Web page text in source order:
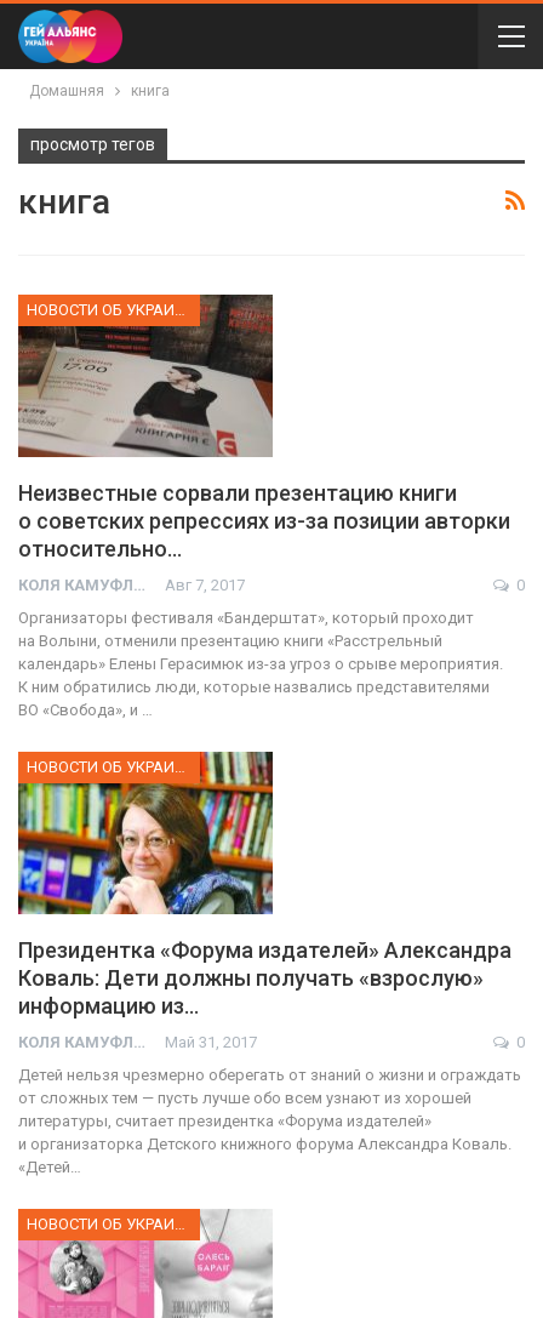
Домашняя книга
просмотр тегов
книга
Неизвестные сорвали презентацию книги
о советских репрессиях из-за позиции авторки
относительно…
КОЛЯ КАМУФЛЯЖ Авг 7, 2017
0
Организаторы фестиваля «Бандерштат», который проходит
на Волыни, отменили презентацию книги «Расстрельный
календарь» Елены Герасимюк из-за угроз о срыве мероприятия.
К ним обратились люди, которые назвались представителями
ВО «Свобода», и …
НОВОСТИ ОБ УКРАИНЕ
Президентка «Форума издателей» Александра
Коваль: Дети должны получать «взрослую»
информацию из…
КОЛЯ КАМУФЛЯЖ Май 31, 2017
0
Детей нельзя чрезмерно оберегать от знаний о жизни и ограждать
от сложных тем — пусть лучше обо всем узнают из хорошей
литературы, считает президентка «Форума издателей»
и организаторка Детского книжного форума Александра Коваль.
«Детей…
НОВОСТИ ОБ УКРАИНЕ